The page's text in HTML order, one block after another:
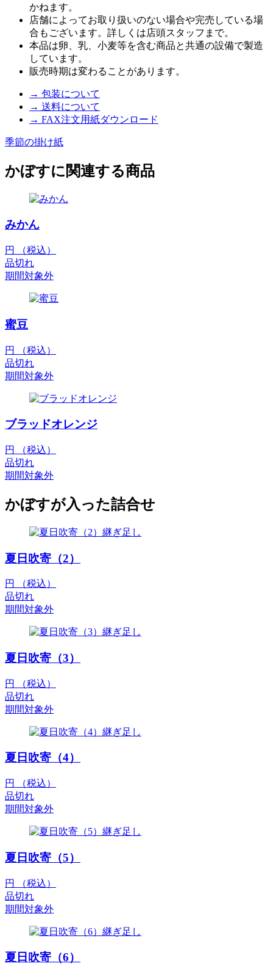
かねます。
店舗によってお取り扱いのない場合や完売している場
合もございます。詳しくは店頭スタッフまで。
本品は卵、乳、小麦等を含む商品と共通の設備で製造
しています。
販売時期は変わることがあります。
→ 包装について
→ 送料について
→ FAX注文用紙ダウンロード
季節の掛け紙
かぼすに関連する商品
みかん
円 （税込）
品切れ
期間対象外
蜜豆
円 （税込）
品切れ
期間対象外
ブラッドオレンジ
円 （税込）
品切れ
期間対象外
かぼすが入った詰合せ
夏日吹寄（2）
円 （税込）
品切れ
期間対象外
夏日吹寄（3）
円 （税込）
品切れ
期間対象外
夏日吹寄（4）
円 （税込）
品切れ
期間対象外
夏日吹寄（5）
円 （税込）
品切れ
期間対象外
夏日吹寄（6）